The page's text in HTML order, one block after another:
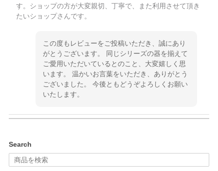
す。ショップの方が大変親切、丁寧で、また利用させて頂き
たいショップさんです。
この度もレビューをご投稿いただき、誠にあり
がとうございます。 同じシリーズの器を揃えて
ご愛用いただいているとのこと、大変嬉しく思
います。 温かいお言葉をいただき、ありがとう
ございました。 今後ともどうぞよろしくお願い
いたします。
Search